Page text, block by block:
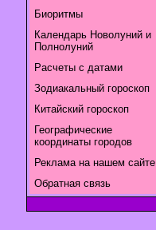
Биоритмы
Календарь Новолуний и
Полнолуний
Расчеты с датами
Зодиакальный гороскоп
Китайский гороскоп
Географические
координаты городов
Реклама на нашем сайте
Обратная связь